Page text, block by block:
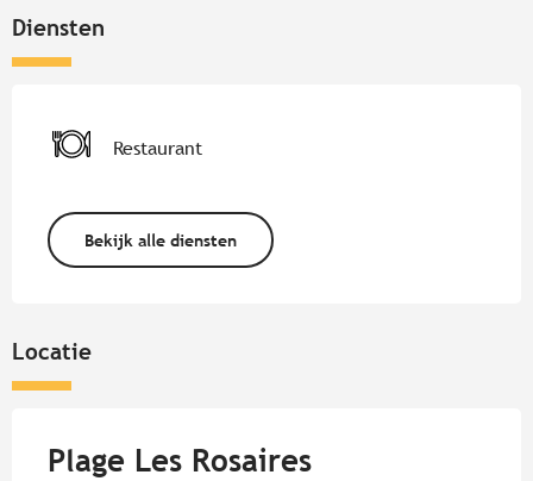
Diensten
Restaurant
Bekijk alle diensten
Locatie
Plage Les Rosaires